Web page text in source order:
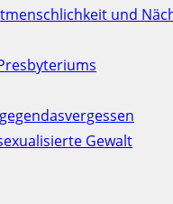
und
Gewalt